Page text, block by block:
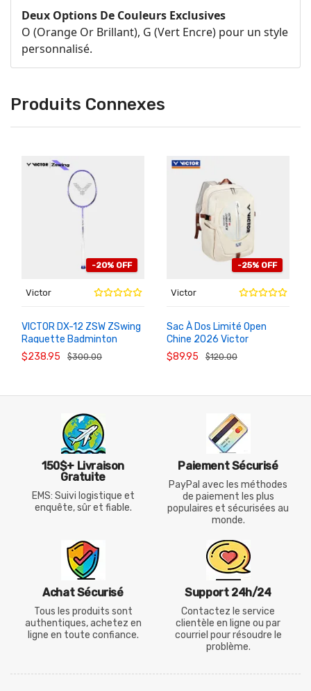
Deux Options De Couleurs Exclusives
O (Orange Or Brillant), G (Vert Encre) pour un style
personnalisé.
Produits Connexes
-20% OFF
Victor
VICTOR DX-12 ZSW ZSwing
Raquette Badminton
Polyvalente
Professionnelle
$238.95 $300.00
AU
-25% OFF
Victor
Sac À Dos Limité Open
Chine 2026 Victor
BR5072CO26
$89.95 $120.00
AU
150$+ Livraison
Gratuite
EMS: Suivi logistique et
enquête, sûr et fiable.
Paiement Sécurisé
PayPal avec les méthodes
de paiement les plus
populaires et sécurisées au
monde.
Achat Sécurisé
Tous les produits sont
authentiques, achetez en
ligne en toute confiance.
Support 24h/24
Contactez le service
clientèle en ligne ou par
courriel pour résoudre le
problème.